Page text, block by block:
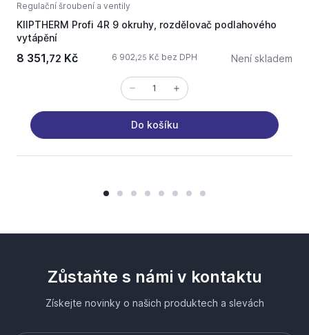
Regulační šroubení a ventily
KIIPTHERM Profi 4R 9 okruhy, rozdělovač podlahového
vytápění
8 351,72 Kč 6 902,25 Kč bez DPH Není skladem
Do košíku
Zůstaňte s námi v kontaktu
Získejte novinky o našich produktech a slevách